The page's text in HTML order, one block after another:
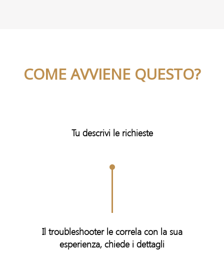
COME AVVIENE QUESTO?
Tu descrivi le richieste
Il troubleshooter le correla con la sua
esperienza, chiede i dettagli